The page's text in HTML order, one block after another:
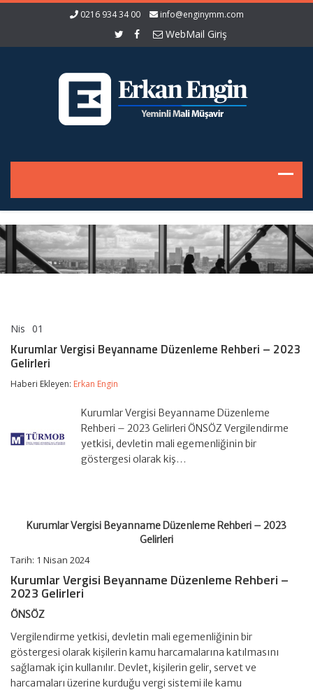
0216 934 34 00 info@enginymm.com
WebMail Giriş
Nis 01
Beyanname
–
Gelirleri
Kurumlar Vergisi Beyanname Düzenleme Rehberi – 2023
Gelirleri
Haberi Ekleyen: Erkan Engin
Kurumlar Vergisi Beyanname Düzenleme
Rehberi – 2023 Gelirleri ÖNSÖZ Vergilendirme
yetkisi, devletin mali egemenliğinin bir
göstergesi olarak kiş…
Kurumlar Vergisi Beyanname Düzenleme Rehberi – 2023
Gelirleri
Tarih: 1 Nisan 2024
Kurumlar Vergisi Beyanname Düzenleme Rehberi –
2023 Gelirleri
ÖNSÖZ
Vergilendirme yetkisi, devletin mali egemenliğinin bir
göstergesi olarak kişilerin kamu harcamalarına katılmasını
sağlamak için kullanılır. Devlet, kişilerin gelir, servet ve
harcamaları üzerine kurduğu vergi sistemi ile kamu